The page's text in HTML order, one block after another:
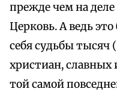
прежде чем на
Церковь. А ведь
себя судьбы
христиан,
той самой